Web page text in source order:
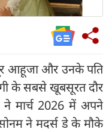
आहूजा और उनके पति
के सबसे खूबसूरत दौर
मार्च 2026 में अपने
ने मदर्स डे के मौके